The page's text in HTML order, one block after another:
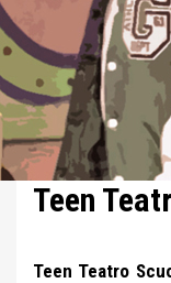
Teen
Teen Teatro